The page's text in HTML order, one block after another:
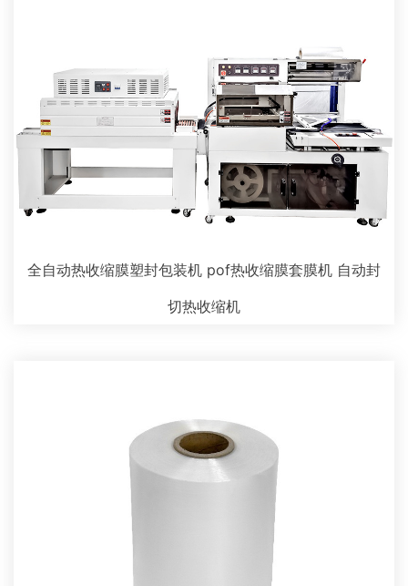
全自动热收缩膜塑封包装机 pof热收缩膜套膜机 自动封
切热收缩机